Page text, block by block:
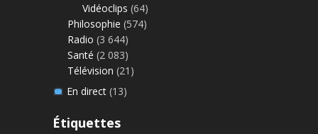
Vidéoclips (64)
Philosophie (574)
Radio (3 644)
Santé (2 083)
Télévision (21)
En direct(13)
Étiquettes